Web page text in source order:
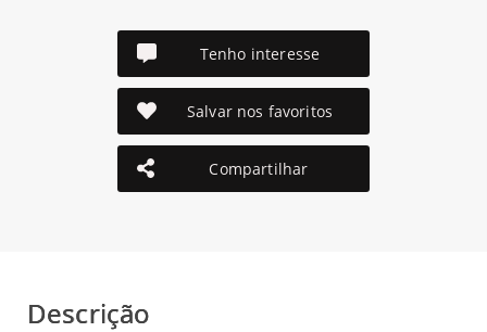
Tenho interesse
Salvar nos favoritos
Compartilhar
Descrição